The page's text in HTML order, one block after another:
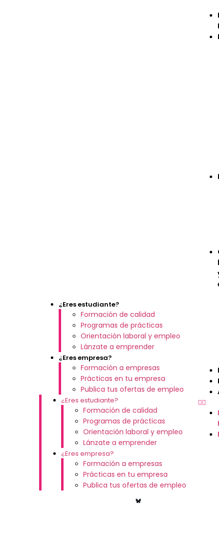
¿Eres estudiante?
Formación de calidad
Programas de prácticas
Orientación laboral y empleo
Lánzate a emprender
¿Eres empresa?
Formación a empresas
Prácticas en tu empresa
Publica tus ofertas de empleo
¿Eres estudiante?
Formación de calidad
Programas de prácticas
Orientación laboral y empleo
Lánzate a emprender
¿Eres empresa?
Formación a empresas
Prácticas en tu empresa
Publica tus ofertas de empleo